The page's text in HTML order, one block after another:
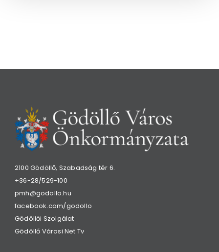
2100 Gödöllő, Szabadság tér 6.
+36-28/529-100
pmh@godollo.hu
facebook.com/godollo
Gödöllői Szolgálat
Gödöllő Városi Net Tv